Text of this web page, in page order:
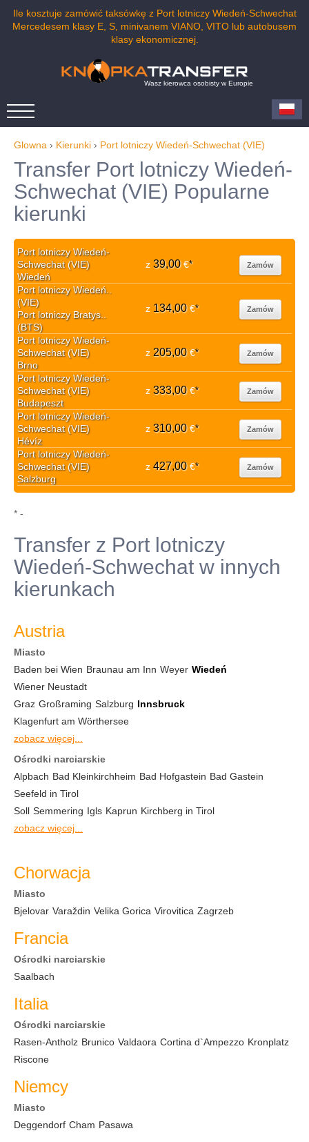
Ile kosztuje zamówić taksówkę z Port lotniczy Wiedeń-Schwechat
Mercedesem klasy E, S, minivanem VIANO, VITO lub autobusem
klasy ekonomicznej.
Wasz kierowca osobisty w Europie
Glowna › Kierunki › Port lotniczy Wiedeń-Schwechat (VIE)
Transfer Port lotniczy Wiedeń-
Schwechat (VIE) Popularne
kierunki
Port lotniczy Wiedeń-
Schwechat (VIE)
Wiedeń
z 39,00€* Zamów
Port lotniczy Wiedeń..
(VIE)
Port lotniczy Bratys..
(BTS)
z 134,00€* Zamów
Port lotniczy Wiedeń-
Schwechat (VIE)
Brno
z 205,00€* Zamów
Port lotniczy Wiedeń-
Schwechat (VIE)
Budapeszt
z 333,00€* Zamów
Port lotniczy Wiedeń-
Schwechat (VIE)
Hévíz
z 310,00€* Zamów
Port lotniczy Wiedeń-
Schwechat (VIE)
Salzburg
z 427,00€* Zamów
* -
Transfer z Port lotniczy
Wiedeń-Schwechat w innych
kierunkach
Austria
Miasto
Baden bei Wien Braunau am Inn Weyer Wiedeń
Wiener Neustadt
Graz Großraming Salzburg Innsbruck
Klagenfurt am Wörthersee
zobacz więcej...
Ośrodki narciarskie
Alpbach Bad Kleinkirchheim Bad Hofgastein Bad Gastein
Seefeld in Tirol
Soll Semmering Igls Kaprun Kirchberg in Tirol
zobacz więcej...
Chorwacja
Miasto
Bjelovar Varaždin Velika Gorica Virovitica Zagrzeb
Francia
Ośrodki narciarskie
Saalbach
Italia
Ośrodki narciarskie
Rasen-Antholz Brunico Valdaora Cortina d`Ampezzo Kronplatz
Riscone
Niemcy
Miasto
Deggendorf Cham Pasawa